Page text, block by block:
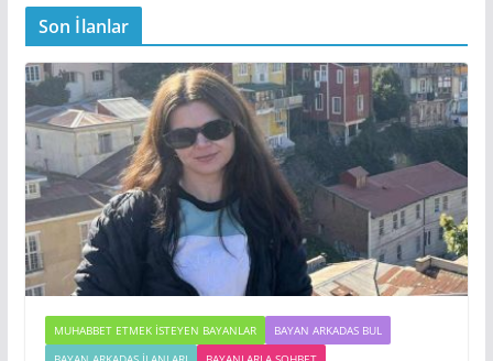
Son İlanlar
MUHABBET ETMEK İSTEYEN BAYANLAR
BAYAN ARKADAS BUL